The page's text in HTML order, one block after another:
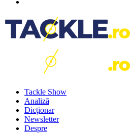
Tackle Show
Analiză
Dicționar
Newsletter
Despre